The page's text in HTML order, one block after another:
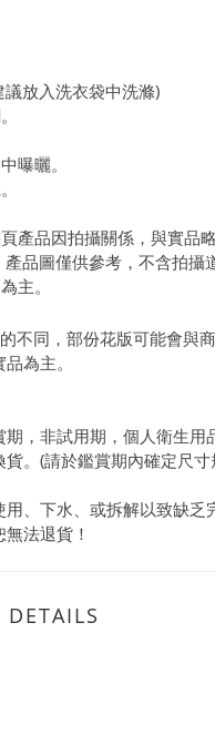
放入洗衣袋中洗滌)
曝曬。
產品因拍攝關係，與實品
品圖僅供參考，不含拍攝
主。
不同，部份花版可能會與
為主。
，非試用期，個人衛生用
貨。(請於鑑賞期內確定尺
用、下水、或拆解以致缺乏
法退貨！